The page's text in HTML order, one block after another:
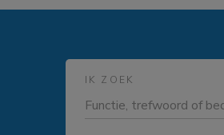
IK ZOEK